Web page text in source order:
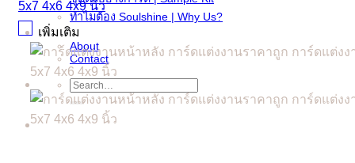
ทำไมต้อง Soulshine | Why Us?
เพิ่มเติม
About
Contact
Search
for: